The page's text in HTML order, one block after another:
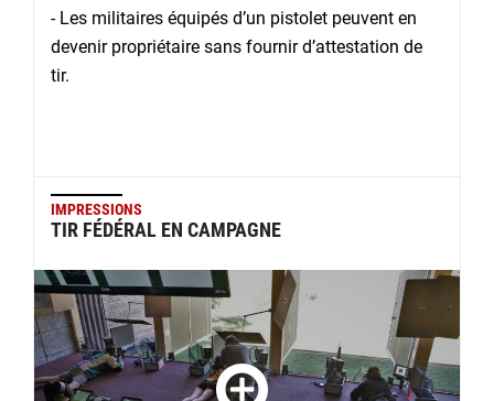
- Les militaires équipés d’un pistolet peuvent en
devenir propriétaire sans fournir d’attestation de
tir.
IMPRESSIONS
TIR FÉDÉRAL EN CAMPAGNE